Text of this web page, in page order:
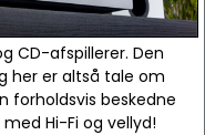
CD-afspillerer. Den
her er altså tale om
forholdsvis beskedne
Hi-Fi og vellyd!